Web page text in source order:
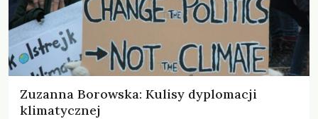
Zuzanna Borowska: Kulisy dyplomacji
klimatycznej